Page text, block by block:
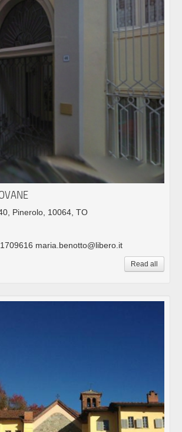
Pinerolo, 10064, TO
maria.benotto@libero.it
Read all